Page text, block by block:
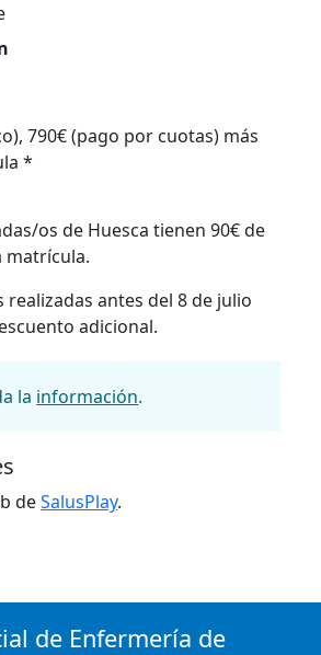
790€ (pago por cuotas) más
*
os de Huesca tienen 90€ de
matrícula.
realizadas antes del 8 de julio
adicional.
la información.
deSalusPlay.
de Enfermería de